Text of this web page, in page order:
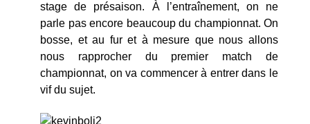
stage de présaison. À l’entraînement, on ne
parle pas encore beaucoup du championnat. On
bosse, et au fur et à mesure que nous allons
nous rapprocher du premier match de
championnat, on va commencer à entrer dans le
vif du sujet.